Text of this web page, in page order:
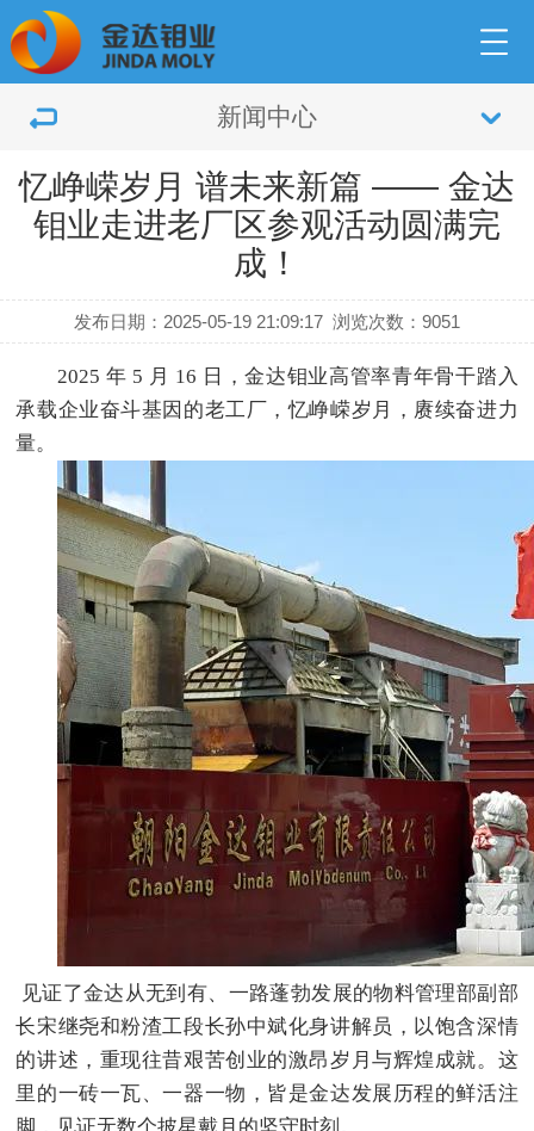
新闻中心
忆峥嵘岁月 谱未来新篇 —— 金达
钼业走进老厂区参观活动圆满完
成！
发布日期：2025-05-19 21:09:17 浏览次数：9051
2025 年 5 月 16 日，金达钼业高管率青年骨干踏入
承载企业奋斗基因的老工厂，忆峥嵘岁月，赓续奋进力
量。
见证了金达从无到有、一路蓬勃发展的物料管理部副部
长宋继尧和粉渣工段长孙中斌化身讲解员，以饱含深情
的讲述，重现往昔艰苦创业的激昂岁月与辉煌成就。这
里的一砖一瓦、一器一物，皆是金达发展历程的鲜活注